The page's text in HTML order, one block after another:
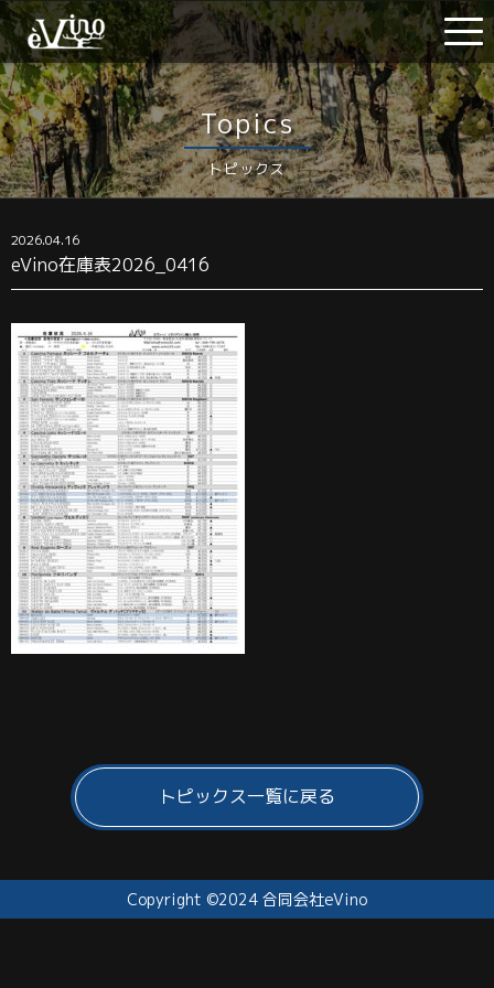
Topics
トピックス
2026.04.16
eVino在庫表2026_0416
トピックス一覧に戻る
Copyright ©2024 合同会社eVino